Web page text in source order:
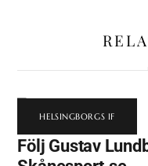
HELSINGBORGS IF
Följ Gustav